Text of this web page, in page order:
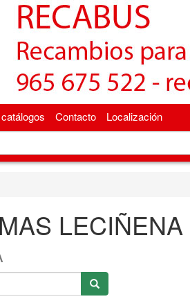
Contacto Localización
LECIÑENA